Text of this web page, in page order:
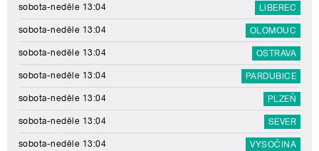
sobota-neděle 13:04 LIBEREC
sobota-neděle 13:04 OLOMOUC
sobota-neděle 13:04 OSTRAVA
sobota-neděle 13:04 PARDUBICE
sobota-neděle 13:04 PLZEŇ
sobota-neděle 13:04 SEVER
sobota-neděle 13:04 VYSOČINA